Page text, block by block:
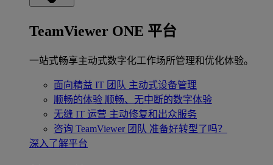
TeamViewer ONE 平台
一站式畅享主动式数字化工作场所管理和优化体验。
面向精益 IT 团队 主动式设备管理
顺畅的体验 顺畅、无中断的数字体验
无缝 IT 运营 主动修复和出众服务
咨询 TeamViewer 团队 准备好转型了吗？
深入了解平台